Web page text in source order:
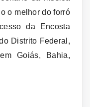
o melhor do forró
da Encosta
Distrito Federal,
Goiás, Bahia,